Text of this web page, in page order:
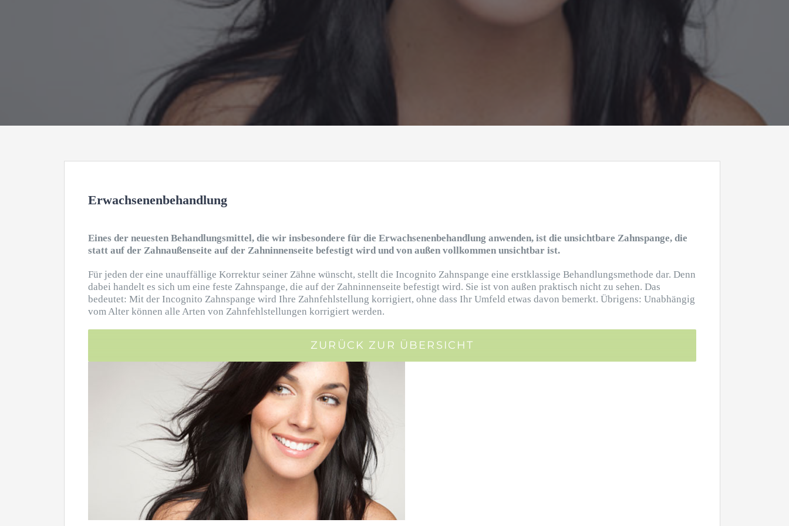
Erwachsenenbehandlung
Eines der neuesten Behandlungsmittel, die wir insbesondere für die Erwachsenenbehandlung anwenden, ist die unsichtbare Zahnspange, die
statt auf der Zahnaußenseite auf der Zahninnenseite befestigt wird und von außen vollkommen unsichtbar ist.
Für jeden der eine unauffällige Korrektur seiner Zähne wünscht, stellt die Incognito Zahnspange eine erstklassige Behandlungsmethode dar. Denn
dabei handelt es sich um eine feste Zahnspange, die auf der Zahninnenseite befestigt wird. Sie ist von außen praktisch nicht zu sehen. Das
bedeutet: Mit der Incognito Zahnspange wird Ihre Zahnfehlstellung korrigiert, ohne dass Ihr Umfeld etwas davon bemerkt. Übrigens: Unabhängig
vom Alter können alle Arten von Zahnfehlstellungen korrigiert werden.
ZURÜCK ZUR ÜBERSICHT